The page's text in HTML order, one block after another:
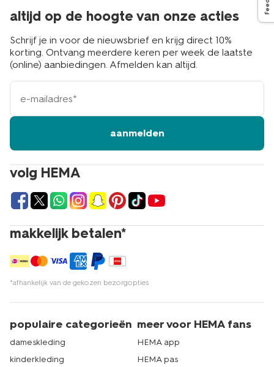
volg HEMA
makkelijk betalen*
*afhankelijk van de gekozen bezorgopties
altijd op de hoogte van onze acties
Schrijf je in voor de nieuwsbrief en krijg direct 10%
korting. Ontvang meerdere keren per week de laatste
(online) aanbiedingen. Afmelden kan altijd.
e-
mailadres
aanmelden
populaire categorieën
dameskleding
kinderkleding
meer voor HEMA fans
HEMA app
HEMA pas